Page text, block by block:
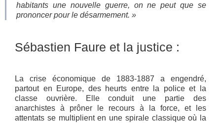
habitants une nouvelle guerre, on ne peut que se
prononcer pour le désarmement. »
Sébastien Faure et la justice :
La crise économique de 1883-1887 a engendré,
partout en Europe, des heurts entre la police et la
classe ouvrière. Elle conduit une partie des
anarchistes à prôner le recours à la force, et les
attentats se multiplient en une spirale classique où la